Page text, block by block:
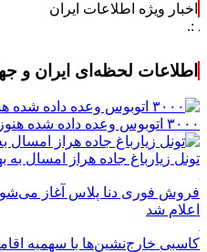
اخبار ویژه اطلاعات ایران
اطلاعات لحظه‌ای ایران و
۳۰۰۰ اتوبوس وعده داده شده هنوز وارد طرح اربعین نشده است
تونل زیارباغ جاده هراز امسال
فروش فوری دنا پلاس آغاز
اعلام شد